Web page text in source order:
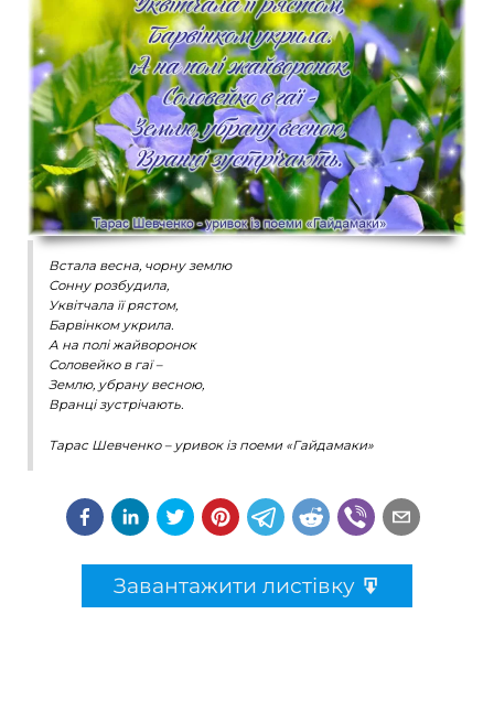
Встала весна, чорну землю
Сонну розбудила,
Уквітчала її рястом,
Барвінком укрила.
А на полі жайворонок
Соловейко в гаї –
Землю, убрану весною,
Вранці зустрічають.
Тарас Шевченко – уривок із поеми «Гайдамаки»
Завантажити листівку